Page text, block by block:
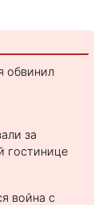
обвинил
за
гостинице
война с